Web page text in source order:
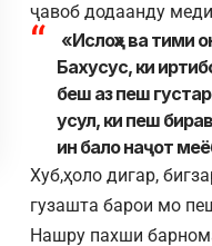
ҷавоб додаанду
«Ислоҳ» ва тими
Бахусус, ки
беш аз пеш
усул, ки пеш
ин бало наҷот
Хуб,ҳоло дигар,
гузашта барои мо
Нашру пахши